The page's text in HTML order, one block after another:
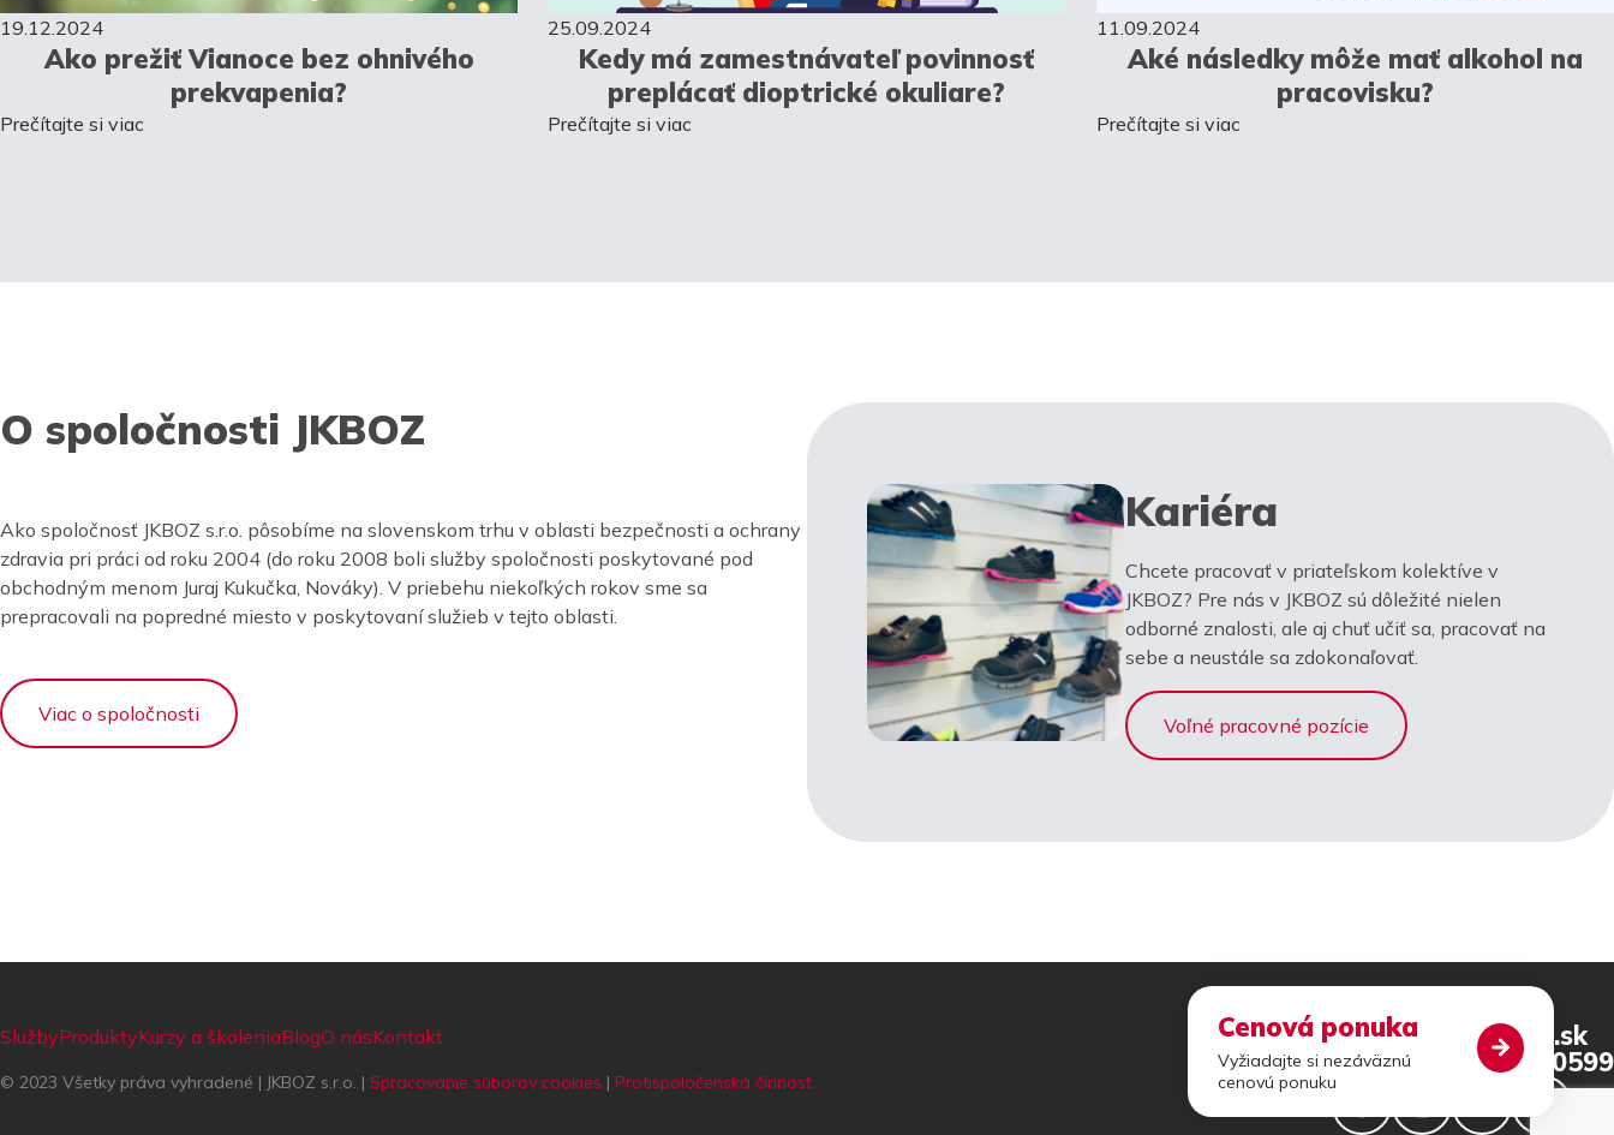
Cenová ponuka
Vyžiadajte si nezáväznú
cenovú ponuku
19.12.2024
Ako prežiť Vianoce bez ohnivého
prekvapenia?
Prečítajte si viac
25.09.2024
Kedy má zamestnávateľ povinnosť
preplácať dioptrické okuliare?
Prečítajte si viac
11.09.2024
Aké následky môže mať alkohol na
pracovisku?
Prečítajte si viac
O spoločnosti JKBOZ
Ako spoločnosť JKBOZ s.r.o. pôsobíme na slovenskom trhu v oblasti bezpečnosti a ochrany
zdravia pri práci od roku 2004 (do roku 2008 boli služby spoločnosti poskytované pod
obchodným menom Juraj Kukučka, Nováky). V priebehu niekoľkých rokov sme sa
prepracovali na popredné miesto v poskytovaní služieb v tejto oblasti.
Viac o spoločnosti
Kariéra
Chcete pracovať v priateľskom kolektíve v
JKBOZ? Pre nás v JKBOZ sú dôležité nielen
odborné znalosti, ale aj chuť učiť sa, pracovať na
sebe a neustále sa zdokonaľovať.
Voľné pracovné pozície
SlužbyProduktyKurzy a školeniaBlogO násKontakt
© 2023 Všetky práva vyhradené | JKBOZ s.r.o. | Spracovanie súborov cookies | Protispoločenská činnosť
jkboz@jkboz.sk
+421 46 540 0599